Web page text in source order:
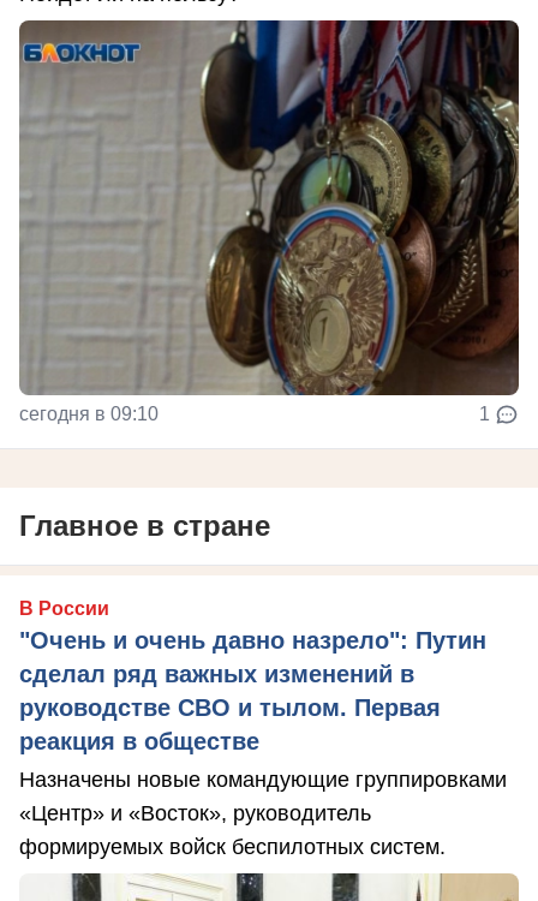
сегодня в 09:10 1
Главное в стране
В России
"Очень и очень давно назрело": Путин
сделал ряд важных изменений в
руководстве СВО и тылом. Первая
реакция в обществе
Назначены новые командующие группировками
«Центр» и «Восток», руководитель
формируемых войск беспилотных систем.